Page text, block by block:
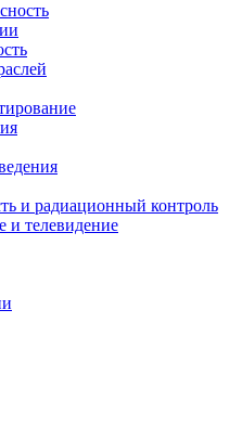
и радиационный контроль
и телевидение